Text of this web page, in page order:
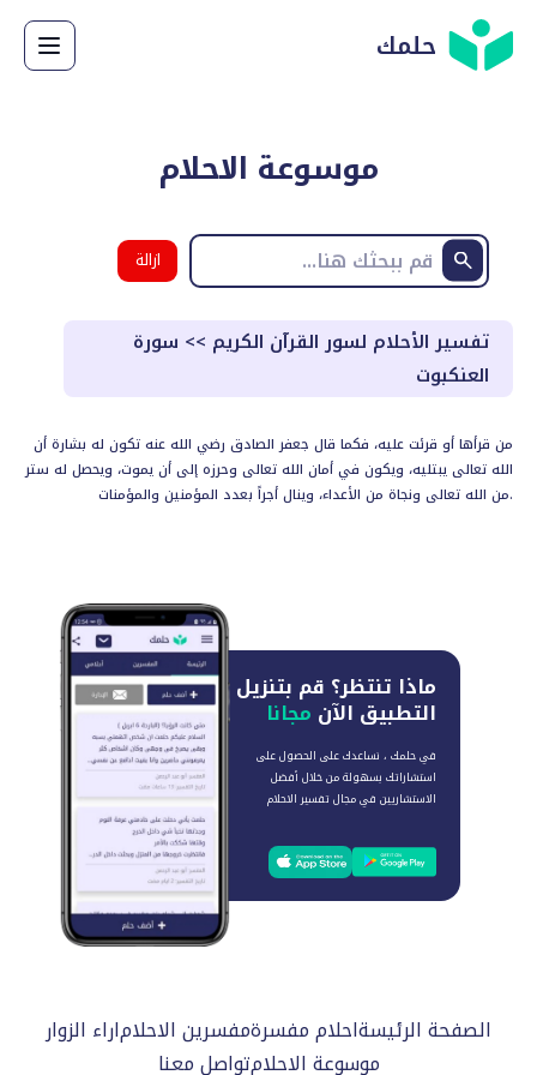
حلمك
موسوعة الاحلام
ازالة
البحث
تفسير الأحلام لسور القرآن الكريم >> سورة
العنكبوت
من قرأها أو قرئت عليه، فكما قال جعفر الصادق رضي الله عنه تكون له بشارة أن
الله تعالى يبتليه، ويكون في أمان الله تعالى وحرزه إلى أن يموت، ويحصل له ستر
من الله تعالى ونجاة من الأعداء، وينال أجراً بعدد المؤمنين والمؤمنات.
ماذا تنتظر؟ قم بتنزيل
التطبيق الآن مجانا
في حلمك ، نساعدك على الحصول على
استشاراتك بسهولة من خلال أفضل
الاستشاريين في مجال تفسير الاحلام
الصفحة الرئيسةاحلام مفسرةمفسرين الاحلاماراء الزوار
موسوعة الاحلامتواصل معنا